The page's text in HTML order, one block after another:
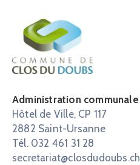
Administration communale
Hôtel de Ville, CP 117
2882 Saint-Ursanne
Tél. 032 461 31 28
secretariat@closdudoubs.ch